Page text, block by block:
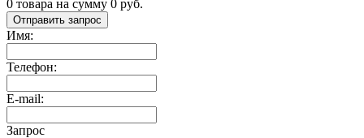
0 товара на сумму 0 руб.
Отправить запрос
Имя:
Телефон:
E-mail:
Запрос